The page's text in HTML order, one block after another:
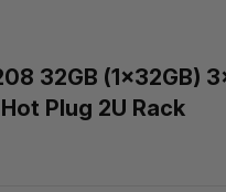
32GB (1x32GB)
Plug 2U Rack